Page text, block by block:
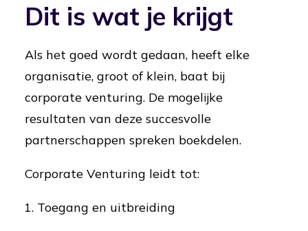
Dit is wat je krijgt
Als het goed wordt gedaan, heeft elke
organisatie, groot of klein, baat bij
corporate venturing. De mogelijke
resultaten van deze succesvolle
partnerschappen spreken boekdelen.
Corporate Venturing leidt tot:
Toegang en uitbreiding